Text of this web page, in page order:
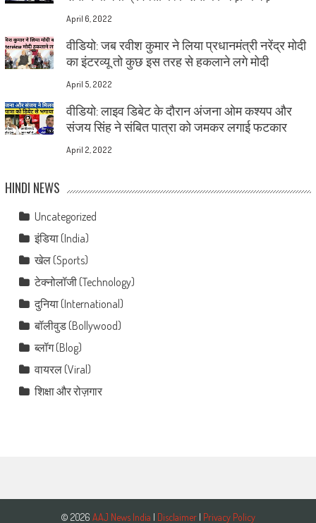
April 6, 2022
वीडियो: जब रवीश कुमार ने लिया प्रधानमंत्री नरेंद्र मोदी
का इंटरव्यू तो कुछ इस तरह से हकलाने लगे मोदी
April 5, 2022
वीडियो: लाइव डिबेट के दौरान अंजना ओम कश्यप और
संजय सिंह ने संबित पात्रा को जमकर लगाई फटकार
April 2, 2022
HINDI NEWS
Uncategorized
इंडिया (India)
खेल (Sports)
टेक्नोलॉजी (Technology)
दुनिया (International)
बॉलीवुड (Bollywood)
ब्लॉग (Blog)
वायरल (Viral)
शिक्षा और रोज़गार
© 2026 AAJ News India | Disclaimer| Privacy Policy